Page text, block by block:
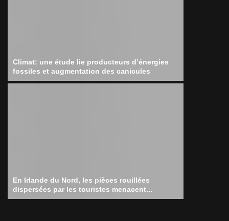
Climat: une étude lie producteurs d’énergies
fossiles et augmentation des canicules
En Irlande du Nord, les pièces rouillées
dispersées par les touristes menacent...